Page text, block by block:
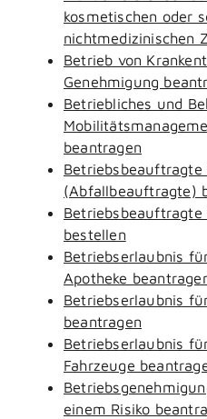
kosmetischen oder
nichtmedizinischen
Betrieb von
Genehmigung
Betriebliches und
beantragen
(Abfallbeauftragte)
bestellen
Betriebserlaubnis
Apotheke
Betriebserlaubnis
beantragen
Betriebserlaubnis
Fahrzeuge
einem Risiko